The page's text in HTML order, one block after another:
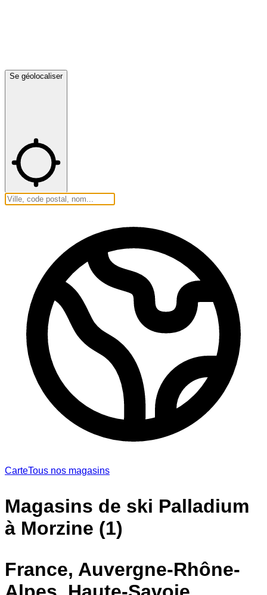
Se géolocaliser
CarteTous nos magasins
Magasins de ski Palladium
à Morzine (1)
France, Auvergne-Rhône-